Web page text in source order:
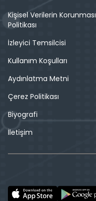
Kişisel Verilerin Korunması
Politikası
İzleyici Temsilcisi
Kullanım Koşulları
Aydınlatma Metni
Çerez Politikası
Biyografi
İletişim